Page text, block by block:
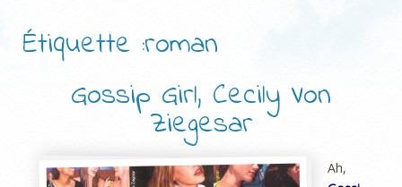
Étiquette :roman
Gossip Girl, Cecily Von
Ziegesar
Ah,